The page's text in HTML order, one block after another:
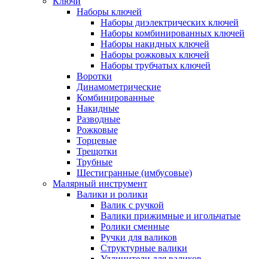
Наборы ключей
Наборы диэлектрических ключей
Наборы комбинированных ключей
Наборы накидных ключей
Наборы рожковых ключей
Наборы трубчатых ключей
Воротки
Динамометрические
Комбинированные
Накидные
Разводные
Рожковые
Торцевые
Трещотки
Трубные
Шестигранные (имбусовые)
Малярный инструмент
Валики и ролики
Валик с ручкой
Валики прижимные и игольчатые
Ролики сменные
Ручки для валиков
Структурные валики